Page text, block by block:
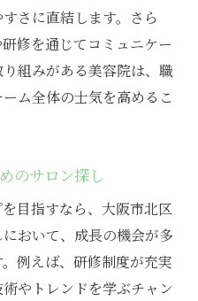
さに直結します。さら
修を通じてコミュニケー
組みがある美容院は、職
ム全体の士気を高めるこ
のサロン探し
目指すなら、大阪市北区
おいて、成長の機会が多
例えば、研修制度が充実
やトレンドを学ぶチャン